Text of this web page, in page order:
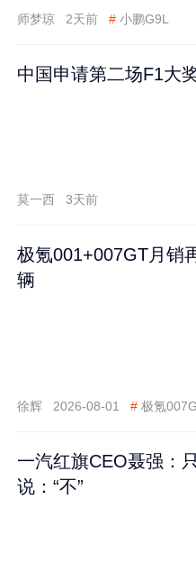
师梦琼 2天前 # 小鹏G9L
中国申请第二场F1大
莫一西 3天前
极氪001+007GT月销
辆
徐辉 2026-08-01 # 极氪
一汽红旗CEO聂强：
说：“不”